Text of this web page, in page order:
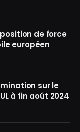
de force
européen
sur le
à fin août 2024